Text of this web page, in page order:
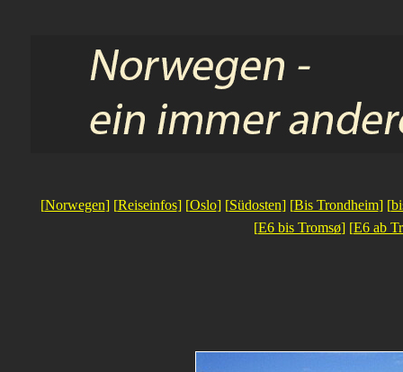
[Norwegen] [Reiseinfos] [Oslo] [Südosten] [Bis Trondheim] [
[E6 bis Tromsø] [E6 ab